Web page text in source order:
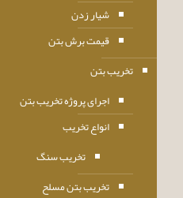
شیار زدن
قیمت برش بتن
تخریب بتن
اجرای پروژه تخریب بتن
انواع تخریب
تخریب سنگ
تخریب بتن مسلح